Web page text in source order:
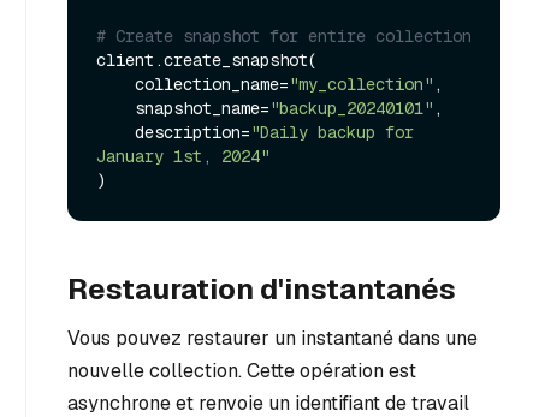
# Create snapshot for entire collection
client.create_snapshot(
    collection_name=
"my_collection" ,
    snapshot_name=
"backup_20240101" ,
    description=
"Daily backup for
January 1st, 2024"
Restauration d'instantanés
Vous pouvez restaurer un instantané dans une
nouvelle collection. Cette opération est
asynchrone et renvoie un identifiant de travail